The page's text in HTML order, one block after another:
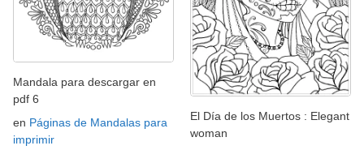
Mandala para descargar en
pdf 6
en Páginas de Mandalas para
imprimir
El Día de los Muertos : Elegant
woman